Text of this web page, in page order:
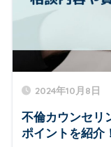
2024年10月8日
不倫カウンセリ
ポイントを紹介！